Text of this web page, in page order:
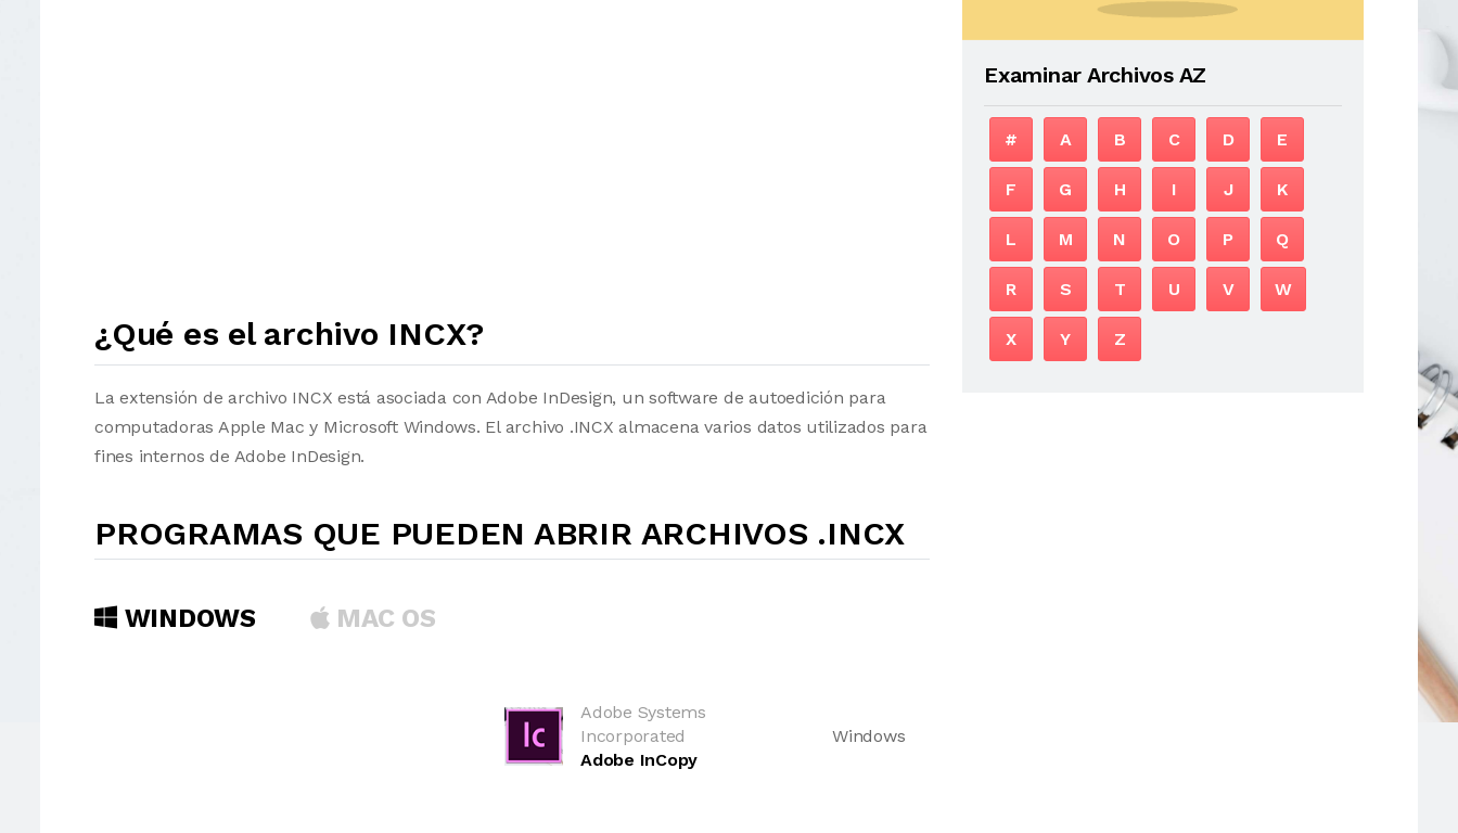
¿Qué es el archivo INCX?
La extensión de archivo INCX está asociada con Adobe InDesign, un software de autoedición para
computadoras Apple Mac y Microsoft Windows. El archivo .INCX almacena varios datos utilizados para
fines internos de Adobe InDesign.
PROGRAMAS QUE PUEDEN ABRIR ARCHIVOS .INCX
WINDOWS MAC OS
Adobe Systems
Incorporated
Adobe InCopy
Windows
Examinar Archivos AZ
# A B C D E
F G H I J K
L M N O P Q
R S T U V W
X Y Z